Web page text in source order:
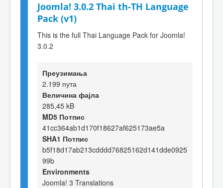
Joomla! 3.0.2 Thai th-TH Language
Pack (v1)
This is the full Thai Language Pack for Joomla!
3.0.2
Преузимања
2.199 пута
Величина фајла
285,45 kB
MD5 Потпис
41cc364ab1d170f18627af625173ae5a
SHA1 Потпис
b5f18d17ab213cdddd76825162d141dde0925
99b
Environments
Joomla! 3 Translations